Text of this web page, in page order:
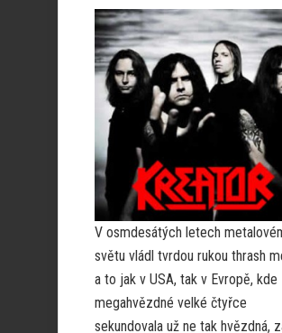
V osmdesátých letech
světu vládl tvrdou rukou thrash
a to jak v USA, tak v Evropě, kde
megahvězdné velké čtyřce
sekundovala už ne tak hvězdná,